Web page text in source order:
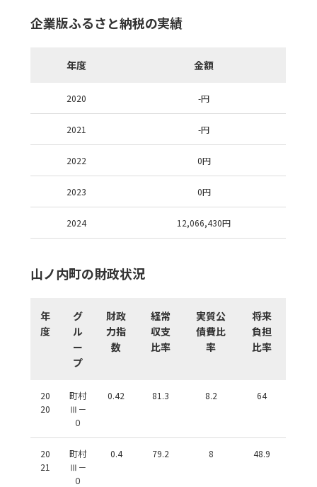
企業版ふるさと納税の実績
年度 金額
2020 -円
2021 -円
2022 0円
2023 0円
2024 12,066,430円
山ノ内町の財政状況
年
度
グ
ル
ー
プ
財政
力指
数
経常
収支
比率
実質公
債費比
率
将来
負担
比率
20
20
町村
Ⅲ－
０
0.42 81.3 8.2 64
20
21
町村
Ⅲ－
０
0.4 79.2 8 48.9